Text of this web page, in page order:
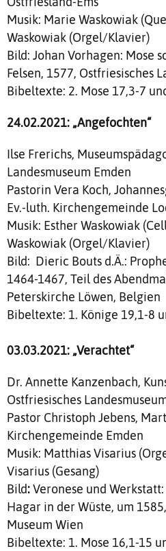
Musik: Marie Waskowiak
Waskowiak (Orgel/Klavier)
Bild: Johan Vorhagen: Mose
Felsen, 1577, Ostfriesisches
Bibeltexte: 2. Mose 17,3-7
24.02.2021: „Angefochten“
Ilse Frerichs,
Landesmuseum Emden
Pastorin Vera Koch,
Ev.-luth. Kirchengemeinde
Musik: Esther Waskowiak
Waskowiak (Orgel/Klavier)
Bild: Dieric Bouts d.Ä.:
1464-1467, Teil des
Peterskirche Löwen, Belgien
Bibeltexte: 1. Könige 19,1-8
03.03.2021: „Verachtet“
Dr. Annette Kanzenbach,
Ostfriesisches
Pastor Christoph Jebens,
Kirchengemeinde Emden
Musik: Matthias Visarius
Visarius (Gesang)
Bild:Veronese und
Hagar in der Wüste, um
Museum Wien
Bibeltexte: 1. Mose 16,1-15